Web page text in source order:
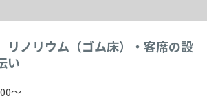
リノリウム（ゴム床）・客席の設
い
～